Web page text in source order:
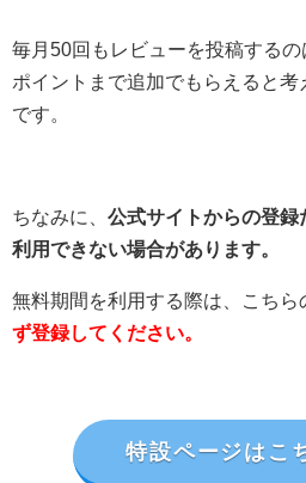
毎月50回もレビューを投稿する
ポイントまで追加でもらえると
です。
ちなみに、 公式サイトからの登
利用できない場合があります。
無料期間を利用する際は、こちら
ず登録してください。
特設ページはこ